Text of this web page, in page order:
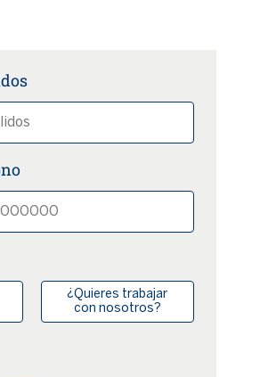
¿Quieres trabajar
con nosotros?